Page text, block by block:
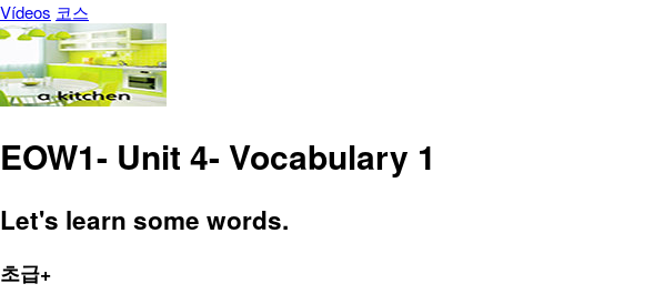
Vídeos 코스
EOW1- Unit 4- Vocabulary 1
Let's learn some words.
초급+